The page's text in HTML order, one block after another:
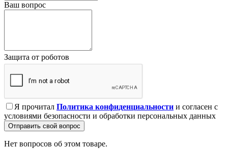
Ваш вопрос
Защита от роботов
Я прочитал Политика конфиденциальности и согласен с
условиями безопасности и обработки персональных данных
Отправить свой вопрос
Нет вопросов об этом товаре.